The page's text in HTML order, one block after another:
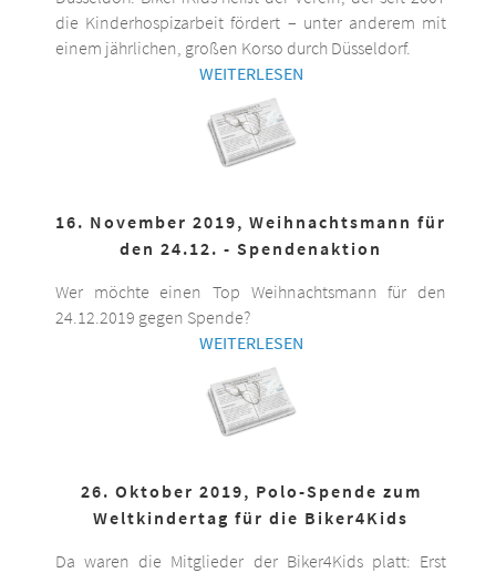
die Kinderhospizarbeit fördert – unter anderem mit
einem jährlichen, großen Korso durch Düsseldorf.
WEITERLESEN
16. November 2019, Weihnachtsmann für
den 24.12. - Spendenaktion
Wer möchte einen Top Weihnachtsmann für den
24.12.2019 gegen Spende?
WEITERLESEN
26. Oktober 2019, Polo-Spende zum
Weltkindertag für die Biker4Kids
Da waren die Mitglieder der Biker4Kids platt: Erst